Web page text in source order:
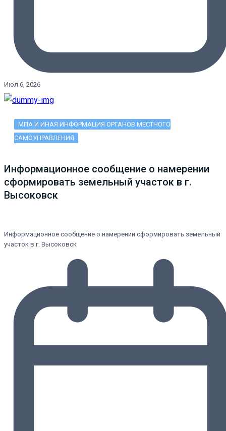
Июл 6, 2026
МПА И ИНАЯ ИНФОРМАЦИЯ ОРГАНОВ МЕСТНОГО
САМОУПРАВЛЕНИЯ
Информационное сообщение о намерении
сформировать земельный участок в г.
Высоковск
Информационное сообщение о намерении сформировать земельный
участок в г. Высоковск